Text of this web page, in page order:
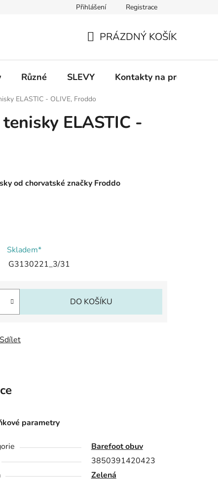
Informace k on-line platbám Odstoupení od
Přihlášení Registrace
KOŠÍK
PRÁZDNÝ KOŠÍK
Různé SLEVY Kontakty na prodejny
ELASTIC - OLIVE, Froddo
ELASTIC -
od chorvatské značky Froddo
Skladem*
G3130221_3/31
DO KOŠÍKU
Sdílet
parametry
Barefoot obuv
3850391420423
Zelená